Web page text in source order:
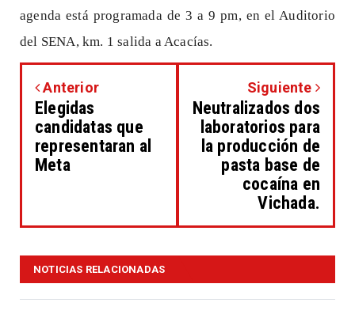
agenda está programada de 3 a 9 pm, en el Auditorio
del SENA, km. 1 salida a Acacías.
Anterior
Elegidas
candidatas que
representaran al
Meta
Siguiente
Neutralizados dos
laboratorios para
la producción de
pasta base de
cocaína en
Vichada.
NOTICIAS RELACIONADAS